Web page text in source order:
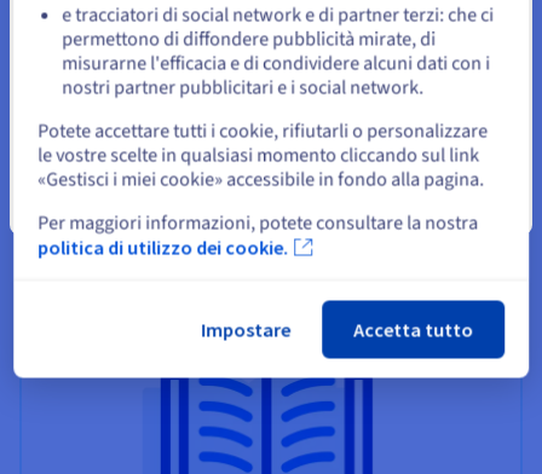
I nostri partner
Un'estesa rete di partner nel mondo per tutti i tuoi
progetti.
Scopri di più
Resta sul sito web attuale
Seleziona un altro sito web
e tracciatori di social network e di partner terzi: che ci
permettono di diffondere pubblicità mirate, di
misurarne l'efficacia e di condividere alcuni dati con i
nostri partner pubblicitari e i social network.
Potete accettare tutti i cookie, rifiutarli o personalizzare
le vostre scelte in qualsiasi momento cliccando sul link
«Gestisci i miei cookie» accessibile in fondo alla pagina.
Per maggiori informazioni, potete consultare la nostra
politica di utilizzo dei cookie.
Impostare Accetta tutto